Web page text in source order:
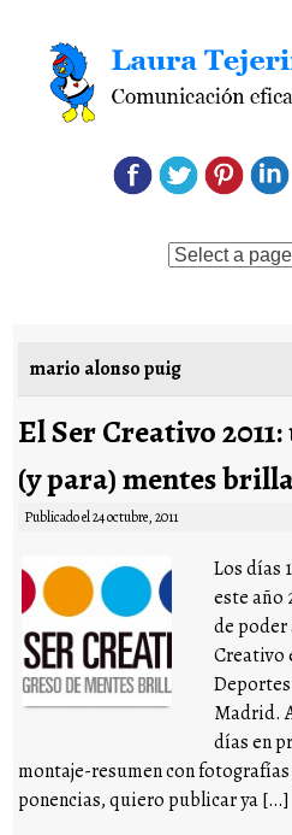
Saltar al contenido
mario alonso puig
El Ser Creativo
(y para) mentes
Publicado el24 octubre, 2011
Los días
este año
de poder
Creativo
Madrid.
días en
montaje-resumen con
ponencias, quiero publicar ya […]